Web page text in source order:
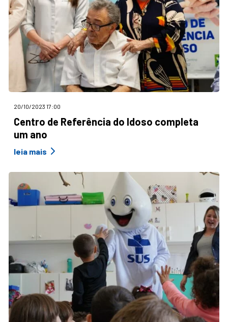
20/10/2023 17:00
Centro de Referência do Idoso completa
um ano
leia mais